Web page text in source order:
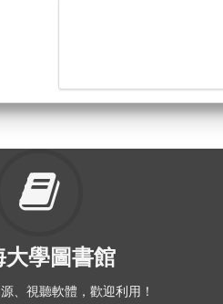
大學圖書館
、視聽軟體，歡迎利用！